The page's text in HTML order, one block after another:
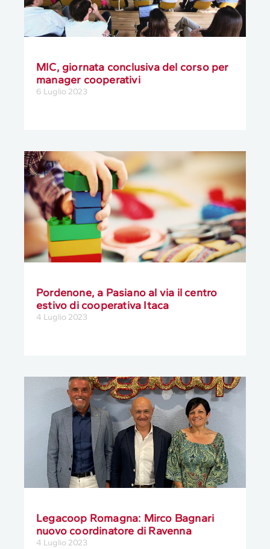
MIC, giornata conclusiva del corso per
manager cooperativi
6 Luglio 2023
Pordenone, a Pasiano al via il centro
estivo di cooperativa Itaca
4 Luglio 2023
Legacoop Romagna: Mirco Bagnari
nuovo coordinatore di Ravenna
4 Luglio 2023